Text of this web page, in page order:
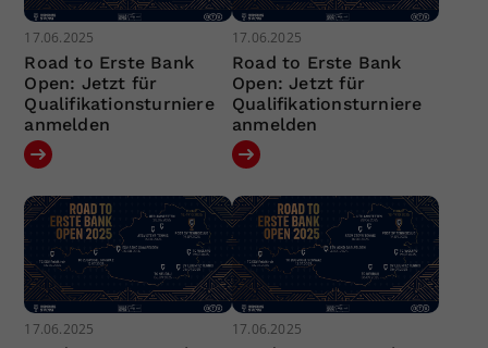
17.06.2025
Road to Erste Bank
Open: Jetzt für
Qualifikationsturniere
anmelden
17.06.2025
Road to Erste Bank
Open: Jetzt für
Qualifikationsturniere
anmelden
17.06.2025 17.06.2025